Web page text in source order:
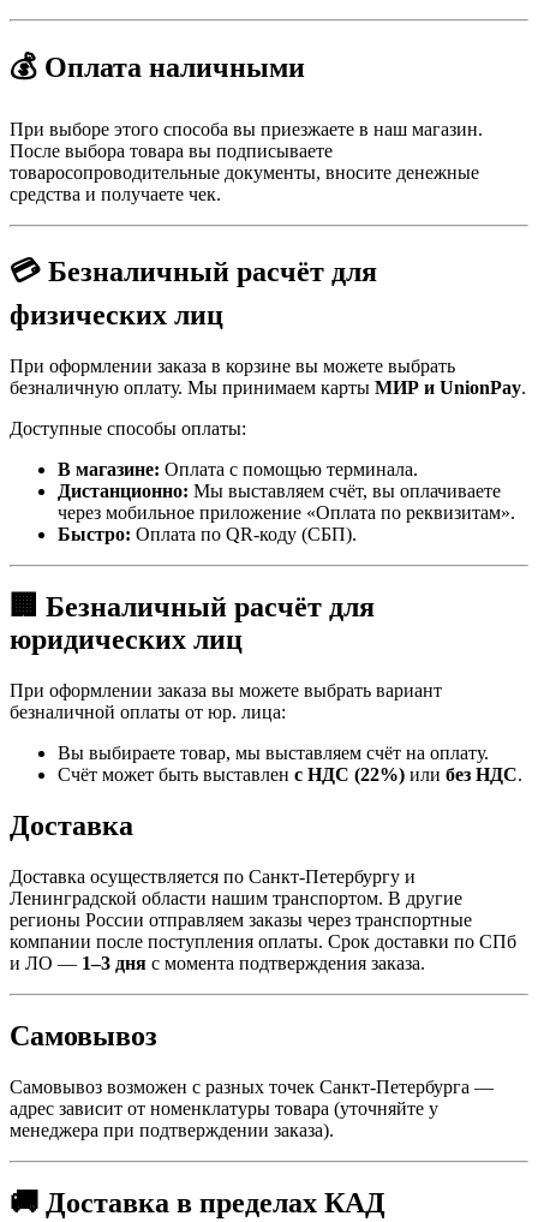
💰 Оплата наличными
При выборе этого способа вы приезжаете в наш магазин.
После выбора товара вы подписываете
товаросопроводительные документы, вносите денежные
средства и получаете чек.
💳 Безналичный расчёт для
физических лиц
При оформлении заказа в корзине вы можете выбрать
безналичную оплату. Мы принимаем карты МИР и UnionPay.
Доступные способы оплаты:
В магазине: Оплата с помощью терминала.
Дистанционно: Мы выставляем счёт, вы оплачиваете
через мобильное приложение «Оплата по реквизитам».
Быстро: Оплата по QR-коду (СБП).
🏢 Безналичный расчёт для
юридических лиц
При оформлении заказа вы можете выбрать вариант
безналичной оплаты от юр. лица:
Вы выбираете товар, мы выставляем счёт на оплату.
Счёт может быть выставлен с НДС (22%) или без НДС.
Доставка
Доставка осуществляется по Санкт-Петербургу и
Ленинградской области нашим транспортом. В другие
регионы России отправляем заказы через транспортные
компании после поступления оплаты. Срок доставки по СПб
и ЛО — 1–3 дня с момента подтверждения заказа.
Самовывоз
Самовывоз возможен с разных точек Санкт-Петербурга —
адрес зависит от номенклатуры товара (уточняйте у
менеджера при подтверждении заказа).
🚚 Доставка в пределах КАД